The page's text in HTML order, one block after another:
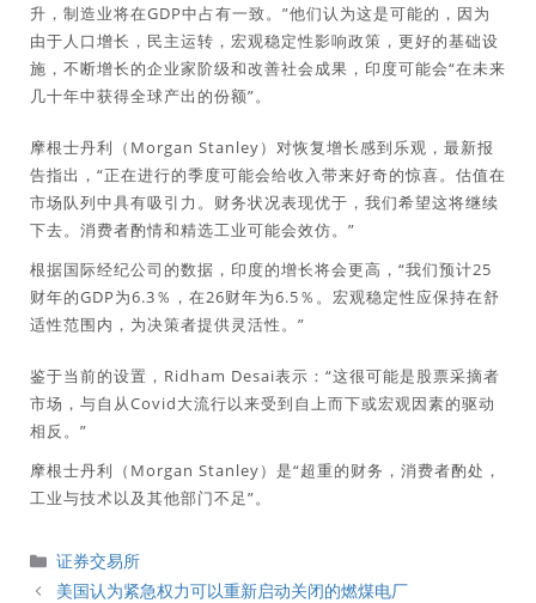
升，制造业将在GDP中占有一致。”他们认为这是可能的，因为
由于人口增长，民主运转，宏观稳定性影响政策，更好的基础设
施，不断增长的企业家阶级和改善社会成果，印度可能会“在未来
几十年中获得全球产出的份额”。
摩根士丹利（Morgan Stanley）对恢复增长感到乐观，最新报
告指出，“正在进行的季度可能会给收入带来好奇的惊喜。估值在
市场队列中具有吸引力。财务状况表现优于，我们希望这将继续
下去。消费者酌情和精选工业可能会效仿。”
根据国际经纪公司的数据，印度的增长将会更高，“我们预计25
财年的GDP为6.3％，在26财年为6.5％。宏观稳定性应保持在舒
适性范围内，为决策者提供灵活性。”
鉴于当前的设置，Ridham Desai表示：“这很可能是股票采摘者
市场，与自从Covid大流行以来受到自上而下或宏观因素的驱动
相反。”
摩根士丹利（Morgan Stanley）是“超重的财务，消费者酌处，
工业与技术以及其他部门不足”。
分
類
证券交易所
美国认为紧急权力可以重新启动关闭的燃煤电厂